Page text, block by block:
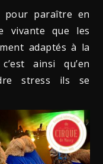
paraître en
vivante que les
adaptés à la
ainsi qu’en
stress ils se